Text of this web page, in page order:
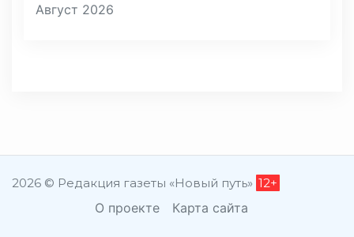
Август 2026
2026 © Редакция газеты «Новый путь» 12+
О проекте Карта сайта